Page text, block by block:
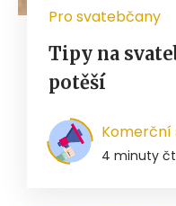
Pro svatebčany
Tipy na
potěší
Komerční
4 minuty